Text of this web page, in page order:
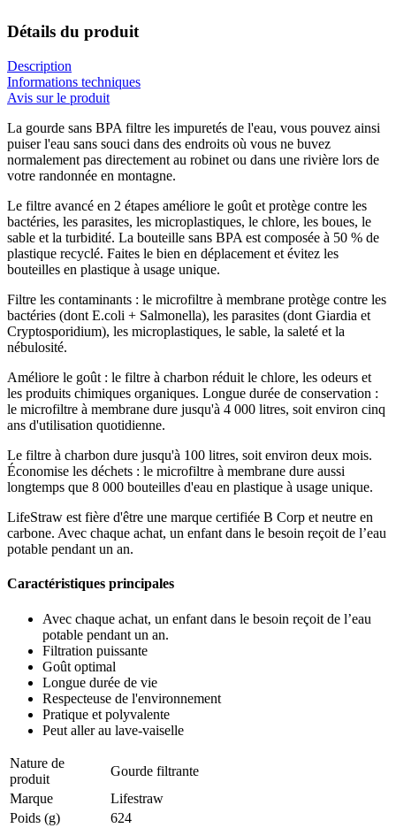
Détails du produit
Description
Informations techniques
Avis sur le produit
La gourde sans BPA filtre les impuretés de l'eau, vous pouvez ainsi
puiser l'eau sans souci dans des endroits où vous ne buvez
normalement pas directement au robinet ou dans une rivière lors de
votre randonnée en montagne.
Le filtre avancé en 2 étapes améliore le goût et protège contre les
bactéries, les parasites, les microplastiques, le chlore, les boues, le
sable et la turbidité. La bouteille sans BPA est composée à 50 % de
plastique recyclé. Faites le bien en déplacement et évitez les
bouteilles en plastique à usage unique.
Filtre les contaminants : le microfiltre à membrane protège contre les
bactéries (dont E.coli + Salmonella), les parasites (dont Giardia et
Cryptosporidium), les microplastiques, le sable, la saleté et la
nébulosité.
Améliore le goût : le filtre à charbon réduit le chlore, les odeurs et
les produits chimiques organiques. Longue durée de conservation :
le microfiltre à membrane dure jusqu'à 4 000 litres, soit environ cinq
ans d'utilisation quotidienne.
Le filtre à charbon dure jusqu'à 100 litres, soit environ deux mois.
Économise les déchets : le microfiltre à membrane dure aussi
longtemps que 8 000 bouteilles d'eau en plastique à usage unique.
LifeStraw est fière d'être une marque certifiée B Corp et neutre en
carbone. Avec chaque achat, un enfant dans le besoin reçoit de l’eau
potable pendant un an.
Caractéristiques principales
Avec chaque achat, un enfant dans le besoin reçoit de l’eau
potable pendant un an.
Filtration puissante
Goût optimal
Longue durée de vie
Respecteuse de l'environnement
Pratique et polyvalente
Peut aller au lave-vaiselle
Nature de
produit
Gourde filtrante
Marque
Lifestraw
Poids (g)
624